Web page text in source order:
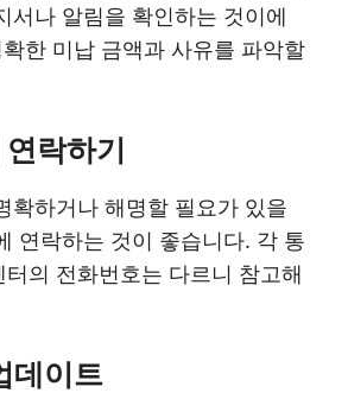
서나 알림을 확인하는 것이에
한 미납 금액과 사유를 파악할
락하기
확하거나 해명할 필요가 있을
연락하는 것이 좋습니다. 각 통
의 전화번호는 다르니 참고해
데이트